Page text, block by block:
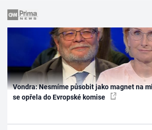
Vondra: Nesmíme působit jako magnet na
se opřela do Evropské komise